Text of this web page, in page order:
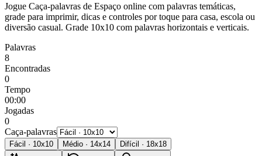
Jogue Caça-palavras de Espaço online com palavras temáticas,
grade para imprimir, dicas e controles por toque para casa, escola ou
diversão casual. Grade 10x10 com palavras horizontais e verticais.
Palavras
8
Encontradas
0
Tempo
00:00
Jogadas
0
Caça-palavras
Fácil · 10x10 Médio · 14x14 Difícil · 18x18